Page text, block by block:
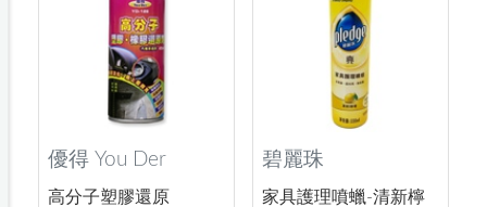
優得 You Der
高分子塑膠還原
碧麗珠
家具護理噴蠟-清新檸